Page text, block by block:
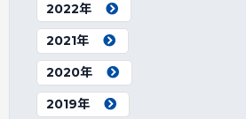
2022年
2021年
2020年
2019年